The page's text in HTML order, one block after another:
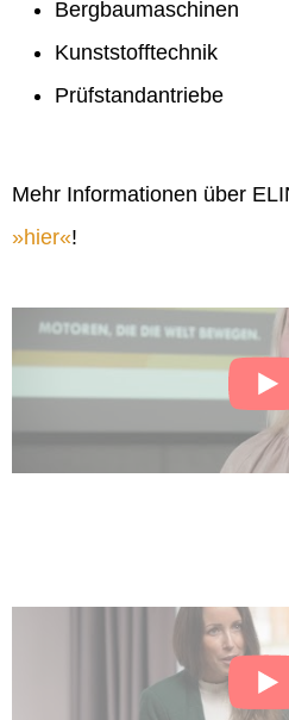
Bergbaumaschinen
Kunststofftechnik
Prüfstandantriebe
Mehr Informationen über
hier !